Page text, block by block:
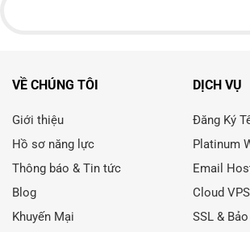
VỀ CHÚNG TÔI
Giới thiệu
Hồ sơ năng lực
Thông báo & Tin tức
Blog
Khuyến Mại
DỊCH VỤ
Đăng Ký
Platinum
Email
Cloud VPS
SSL &